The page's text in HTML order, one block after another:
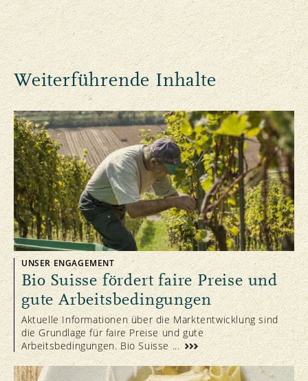
Weiterführende Inhalte
UNSER ENGAGEMENT
Bio Suisse fördert faire Preise und
gute Arbeitsbedingungen
Aktuelle Informationen über die Marktentwicklung sind
die Grundlage für faire Preise und gute
Arbeitsbedingungen. Bio Suisse ...